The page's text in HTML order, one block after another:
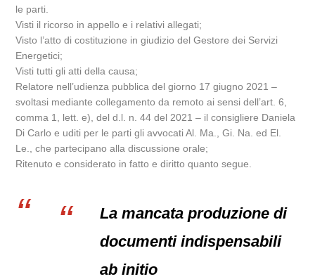
le parti.
Visti il ricorso in appello e i relativi allegati;
Visto l’atto di costituzione in giudizio del Gestore dei Servizi
Energetici;
Visti tutti gli atti della causa;
Relatore nell’udienza pubblica del giorno 17 giugno 2021 –
svoltasi mediante collegamento da remoto ai sensi dell’art. 6,
comma 1, lett. e), del d.l. n. 44 del 2021 – il consigliere Daniela
Di Carlo e uditi per le parti gli avvocati Al. Ma., Gi. Na. ed El.
Le., che partecipano alla discussione orale;
Ritenuto e considerato in fatto e diritto quanto segue.
La mancata produzione di
documenti indispensabili
ab initio